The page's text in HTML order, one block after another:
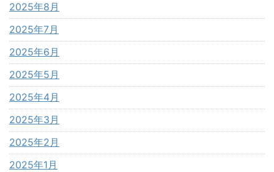
2025年8月
2025年7月
2025年6月
2025年5月
2025年4月
2025年3月
2025年2月
2025年1月